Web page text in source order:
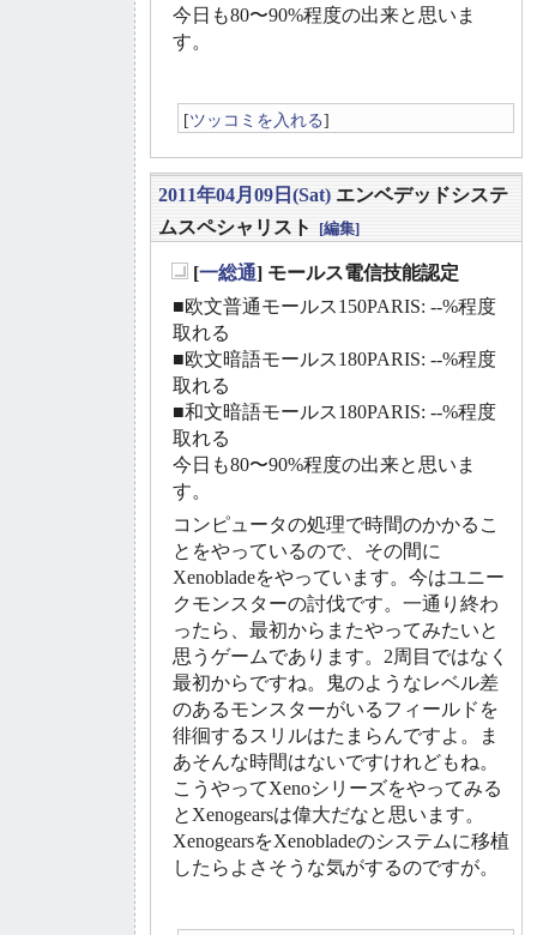
今日も80〜90%程度の出来と思いま
す。
[ツッコミを入れる]
2011年04月09日(Sat) エンベデッドシステ
ムスペシャリスト
[編集]
[一総通] モールス電信技能認定
■欧文普通モールス150PARIS: --%程度
取れる
■欧文暗語モールス180PARIS: --%程度
取れる
■和文暗語モールス180PARIS: --%程度
取れる
今日も80〜90%程度の出来と思いま
す。
コンピュータの処理で時間のかかるこ
とをやっているので、その間に
Xenobladeをやっています。今はユニー
クモンスターの討伐です。一通り終わ
ったら、最初からまたやってみたいと
思うゲームであります。2周目ではなく
最初からですね。鬼のようなレベル差
のあるモンスターがいるフィールドを
徘徊するスリルはたまらんですよ。ま
あそんな時間はないですけれどもね。
こうやってXenoシリーズをやってみる
とXenogearsは偉大だなと思います。
XenogearsをXenobladeのシステムに移植
したらよさそうな気がするのですが。